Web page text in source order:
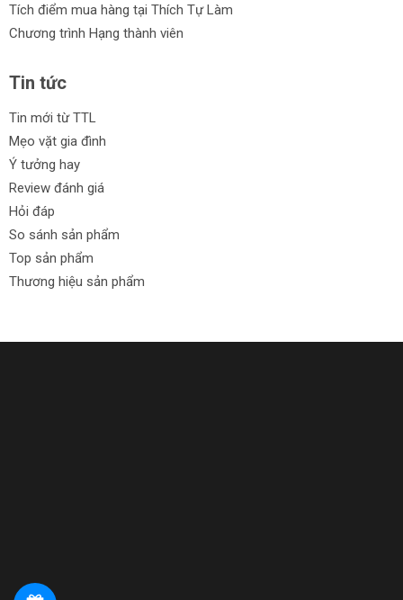
Tích điểm mua hàng tại Thích Tự Làm
Chương trình Hạng thành viên
Tin tức
Tin mới từ TTL
Mẹo vặt gia đình
Ý tưởng hay
Review đánh giá
Hỏi đáp
So sánh sản phẩm
Top sản phẩm
Thương hiệu sản phẩm